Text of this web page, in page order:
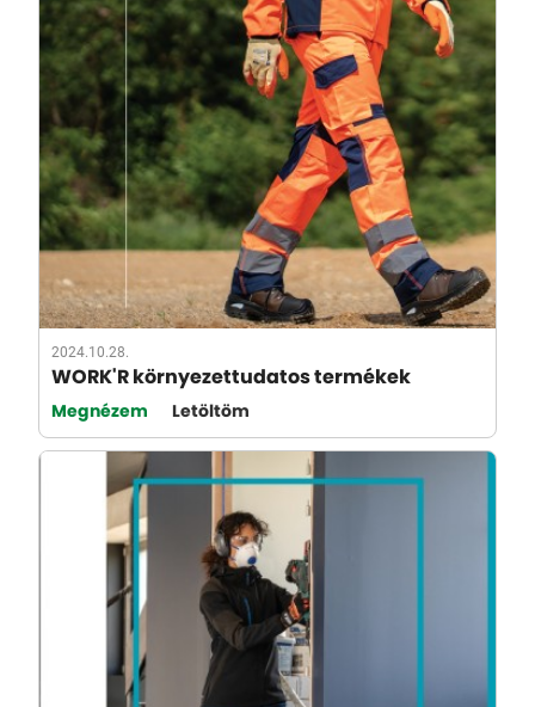
2024.10.28.
WORK'R környezettudatos termékek
Megnézem Letöltöm